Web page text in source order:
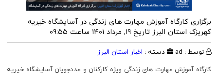
برگزاری کارگاه آموزش مهارت های زندگی در آسایشگاه خیریه
کهریزک استان البرزتاریخ ۱۹, مرداد ۱۴۰۱ ساعت ۰۹:۵۵
توسط : ad دسته : اخبار استان البرز
کارگاه آموزش مهارت های زندگی ویژه کارکنان و مددجویان آسایشگاه خیریه